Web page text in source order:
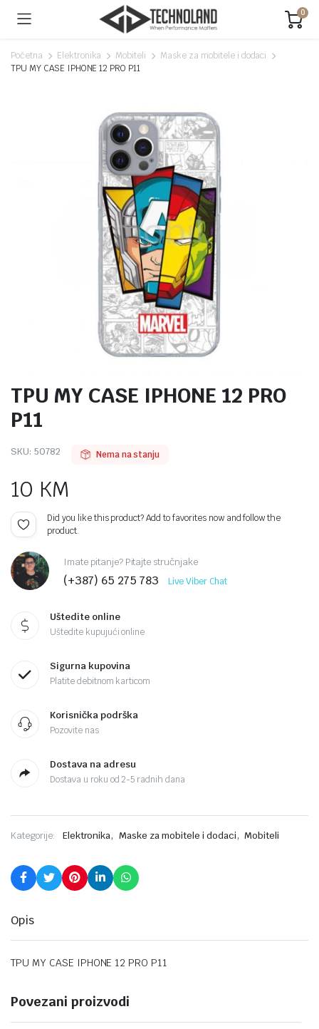
0
Početna Elektronika Mobiteli
Maske za mobitele i dodaci
TPU MY CASE IPHONE 12 PRO P11
TPU MY CASE IPHONE 12 PRO
P11
SKU: 50782 Nema na stanju
10 KM
Did you like this product? Add to favorites now and follow the
product.
Imate pitanje? Pitajte stručnjake
(+387) 65 275 783 Live Viber Chat
Uštedite online
Uštedite kupujući online
Sigurna kupovina
Platite debitnom karticom
Korisnička podrška
Pozovite nas
Dostava na adresu
Dostava u roku od 2-5 radnih dana
Kategorije: Elektronika, Maske za mobitele i dodaci, Mobiteli
Opis
TPU MY CASE IPHONE 12 PRO P11
Povezani proizvodi